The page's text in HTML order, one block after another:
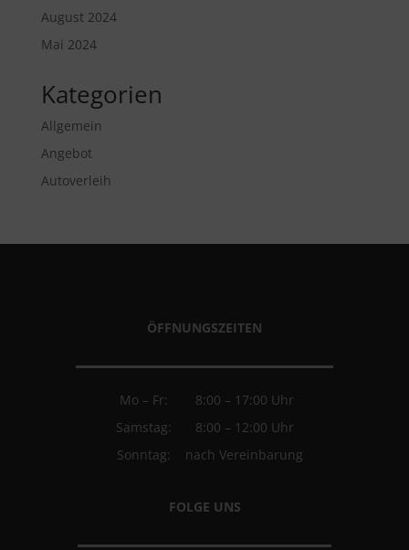
August 2024
Mai 2024
Kategorien
Allgemein
Angebot
Autoverleih
ÖFFNUNGSZEITEN
Mo – Fr:
8:00 – 17:00 Uhr
Samstag:
8:00 – 12:00 Uhr
Sonntag:
nach Vereinbarung
FOLGE UNS